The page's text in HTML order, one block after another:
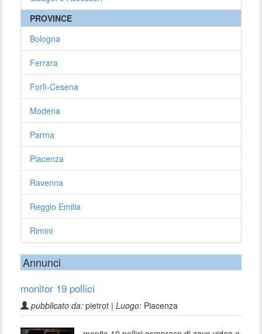
PROVINCE
Bologna
Ferrara
Forlì-Cesena
Modena
Parma
Piacenza
Ravenna
Reggio Emilia
Rimini
Annunci
monitor 19 pollici
pubblicato da: pietrot | Luogo: Piacenza